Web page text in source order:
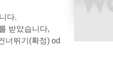
다.
받았습니다,
너뛰기(확정) od